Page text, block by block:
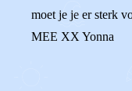
moet je je er sterk
MEE XX Yonna